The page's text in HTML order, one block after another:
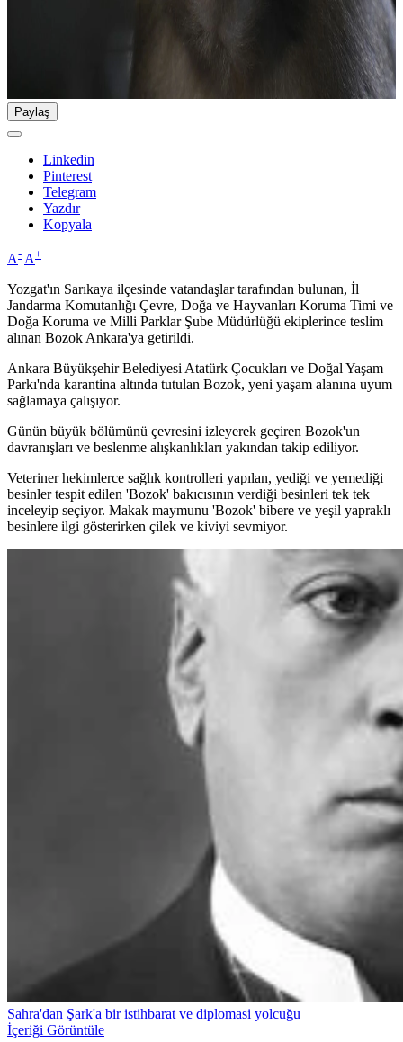
Paylaş
Linkedin
Pinterest
Telegram
Yazdır
Kopyala
A- A+
Yozgat'ın Sarıkaya ilçesinde vatandaşlar tarafından bulunan, İl
Jandarma Komutanlığı Çevre, Doğa ve Hayvanları Koruma Timi ve
Doğa Koruma ve Milli Parklar Şube Müdürlüğü ekiplerince teslim
alınan Bozok Ankara'ya getirildi.
Ankara Büyükşehir Belediyesi Atatürk Çocukları ve Doğal Yaşam
Parkı'nda karantina altında tutulan Bozok, yeni yaşam alanına uyum
sağlamaya çalışıyor.
Günün büyük bölümünü çevresini izleyerek geçiren Bozok'un
davranışları ve beslenme alışkanlıkları yakından takip ediliyor.
Veteriner hekimlerce sağlık kontrolleri yapılan, yediği ve yemediği
besinler tespit edilen 'Bozok' bakıcısının verdiği besinleri tek tek
inceleyip seçiyor. Makak maymunu 'Bozok' bibere ve yeşil yapraklı
besinlere ilgi gösterirken çilek ve kiviyi sevmiyor.
Sahra'dan Şark'a bir istihbarat ve diplomasi yolcuğu
İçeriği Görüntüle